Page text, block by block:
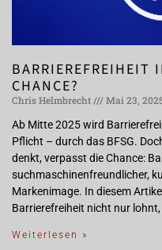
BARRIEREFREIHEIT
CHANCE?
Chris Helmbrecht
Mai 23,
Ab Mitte 2025 wird
Pflicht – durch das BFSG.
denkt, verpasst die Chance:
suchmaschinenfreundlicher,
Markenimage. In diesem
Barrierefreiheit nicht nur
Weiterlesen »